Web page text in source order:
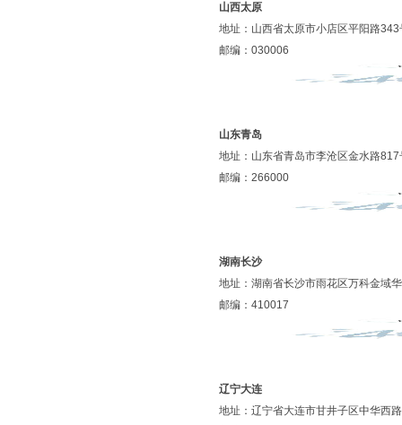
山西太原
地址：山西省太原市小店区平阳路
邮编：030006
山东青岛
地址：山东省青岛市李沧区金水路
邮编：266000
湖南长沙
地址：湖南省长沙市雨花区万科金域
邮编：410017
辽宁大连
地址：辽宁省大连市甘井子区中华西